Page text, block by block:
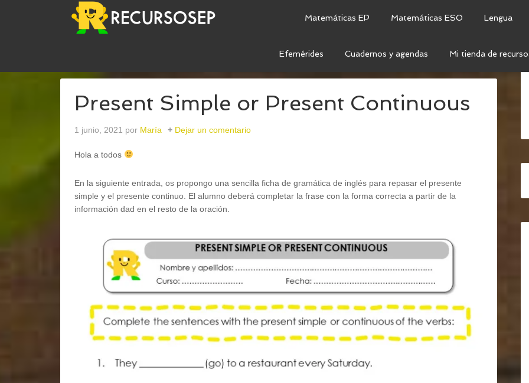
Matemáticas EP Matemáticas ESO Lengua
Efemérides Cuadernos y agendas Mi tienda de
PRESENT SIMPLE OR PRESENT CONTINUOUS
Present Simple or Present Continuous
1 junio, 2021 por María Dejar un comentario
Hola a todos
En la siguiente entrada, os propongo una sencilla ficha de gramática de inglés para repasar el presente
simple y el presente continuo. El alumno deberá completar la frase con la forma correcta a partir de la
información dad en el resto de la oración.